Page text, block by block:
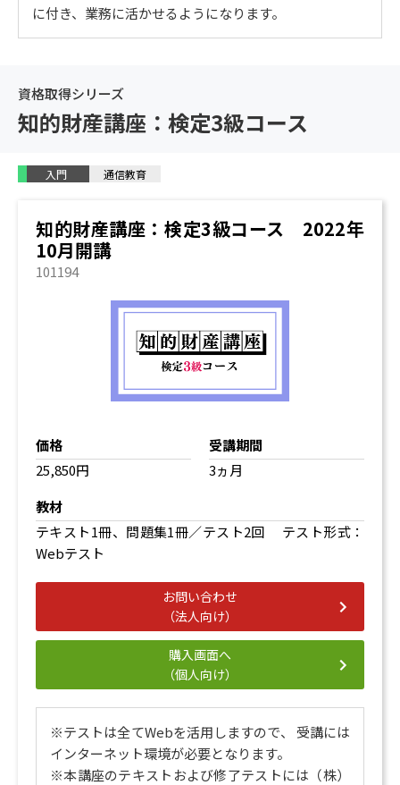
意匠登録を受けるための手続き
意匠権の管理と活用
3. 商標法
商標法の保護対象と登録要件[1]
先に出願された商標の調査
商標登録を受けるための手続き
商標権の侵害と救済
4. 条約
特許協力条約(PCT)
著作権法の目的と著作物[1]
著作者
著作者人格権
著作（財産）権
著作権の変動
著作権の制限
著作隣接権
不正競争防止法[1]
7. 民法
民法[1]
民法[2]
8. 独占禁止法
に付き、業務に活かせるようになります。
資格取得シリーズ
知的財産講座：検定3級コース
入門 通信教育
知的財産講座：検定3級コース 2022年
10月開講
101194
価格
25,850円
受講期間
3ヵ月
教材
テキスト1冊、問題集1冊／テスト2回 テスト形式：
Webテスト
お問い合わせ
（法人向け）
購入画面へ
（個人向け）
※テストは全てWebを活用しますので、 受講には
インターネット環境が必要となります。
※本講座のテキストおよび修了テストには（株）